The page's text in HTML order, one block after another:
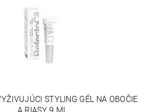
STYLING GÉL NA OBOČIE
A RIASY 9 ML